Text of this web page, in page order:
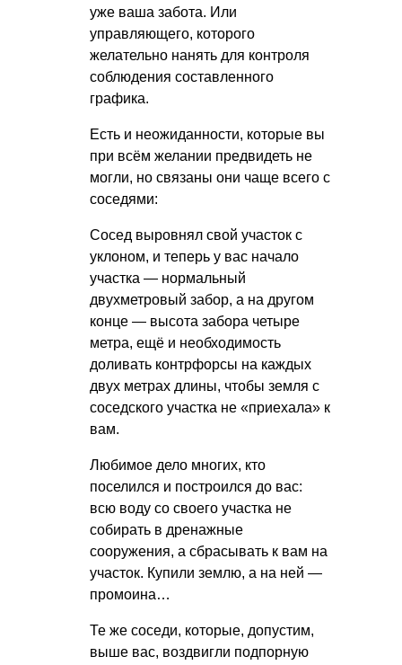
уже ваша забота. Или
управляющего, которого
желательно нанять для контроля
соблюдения составленного
графика.
Есть и неожиданности, которые вы
при всём желании предвидеть не
могли, но связаны они чаще всего с
соседями:
Сосед выровнял свой участок с
уклоном, и теперь у вас начало
участка — нормальный
двухметровый забор, а на другом
конце — высота забора четыре
метра, ещё и необходимость
доливать контрфорсы на каждых
двух метрах длины, чтобы земля с
соседского участка не «приехала» к
вам.
Любимое дело многих, кто
поселился и построился до вас:
всю воду со своего участка не
собирать в дренажные
сооружения, а сбрасывать к вам на
участок. Купили землю, а на ней —
промоина…
Те же соседи, которые, допустим,
выше вас, воздвигли подпорную